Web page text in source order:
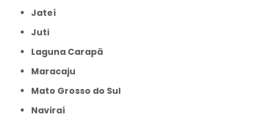
Jateí
Juti
Laguna Carapã
Maracaju
Mato Grosso do Sul
Naviraí